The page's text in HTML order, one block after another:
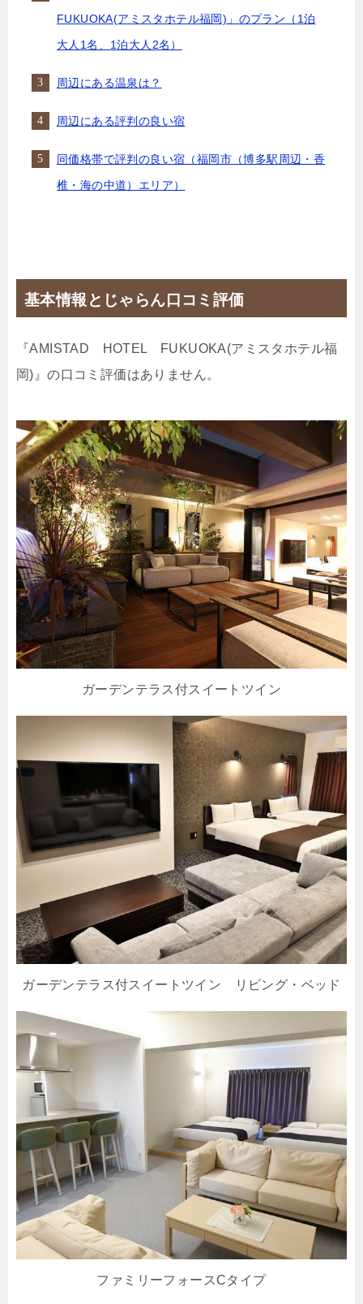
FUKUOKA(アミスタホテル福岡)」のプラン（1泊
大人1名、1泊大人2名）
周辺にある温泉は？
周辺にある評判の良い宿
同価格帯で評判の良い宿（福岡市（博多駅周辺・香
椎・海の中道）エリア）
基本情報とじゃらん口コミ評価
『AMISTAD HOTEL FUKUOKA(アミスタホテル福
岡)』の口コミ評価はありません。
ガーデンテラス付スイートツイン
ガーデンテラス付スイートツイン リビング・ベッド
ファミリーフォースCタイプ